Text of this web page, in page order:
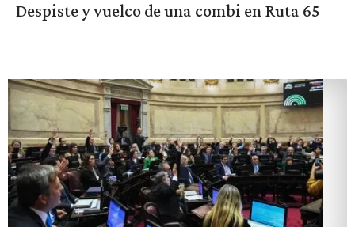
Despiste y vuelco de una combi en Ruta 65